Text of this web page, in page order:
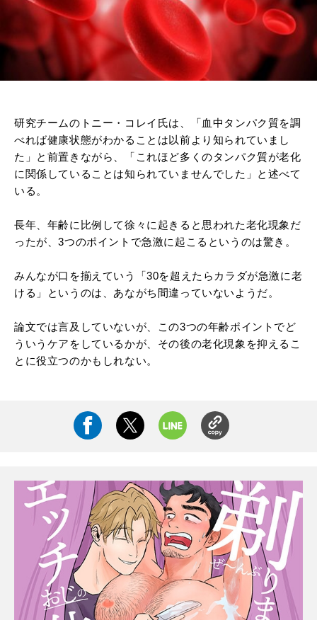
研究チームのトニー・コレイ氏は、「血中タンパク質を調
べれば健康状態がわかることは以前より知られていまし
た」と前置きながら、「これほど多くのタンパク質が老化
に関係していることは知られていませんでした」と述べて
いる。
長年、年齢に比例して徐々に起きると思われた老化現象だ
ったが、3つのポイントで急激に起こるというのは驚き。
みんなが口を揃えていう「30を超えたらカラダが急激に老
ける」というのは、あながち間違っていないようだ。
論文では言及していないが、この3つの年齢ポイントでど
ういうケアをしているかが、その後の老化現象を抑えるこ
とに役立つのかもしれない。